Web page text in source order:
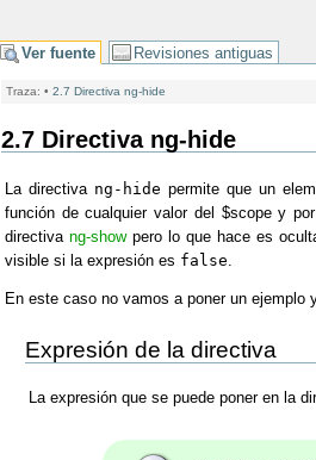
Ver fuente Revisiones antiguas
Traza: • 2.7 Directiva ng-hide
2.7 Directiva ng-hide
La directiva ng-hide permite que un
función de cualquier valor del $scope y
directiva ng-showpero lo que hace es
visible si la expresión es false
En este caso no vamos a poner un
Expresión de la directiva
La expresión que se puede poner en la